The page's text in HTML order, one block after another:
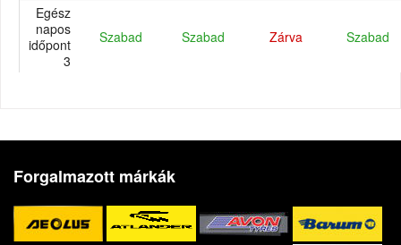
Egész
napos
időpont
3
Szabad Szabad Zárva Szabad
Forgalmazott márkák